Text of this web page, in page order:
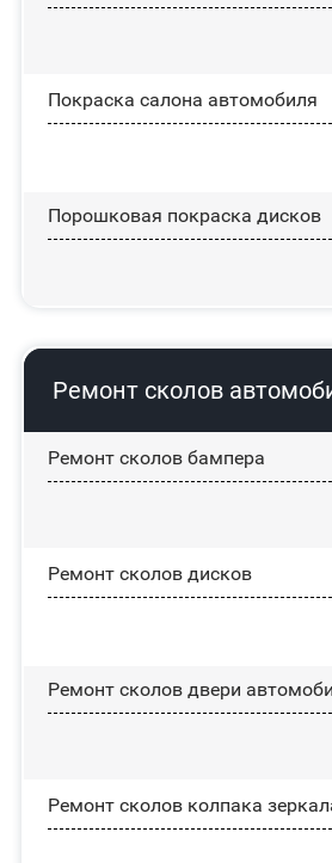
Покраска салона автомобиля
Порошковая покраска дисков
Ремонт сколов
Ремонт сколов бампера
Ремонт сколов дисков
Ремонт сколов двери
Ремонт сколов колпака